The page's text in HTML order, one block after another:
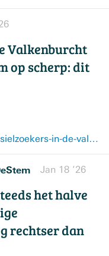
Valkenburcht
op scherp: dit
www.ad.nl/renkum/kwestie-asielzoekers-in-de-valkenburcht-zet-gemeenteraad-renkum-op-scherp-dit-wordt-er-besproken~a8e283d0/
Jan 18 ’26
het halve
rechtser dan